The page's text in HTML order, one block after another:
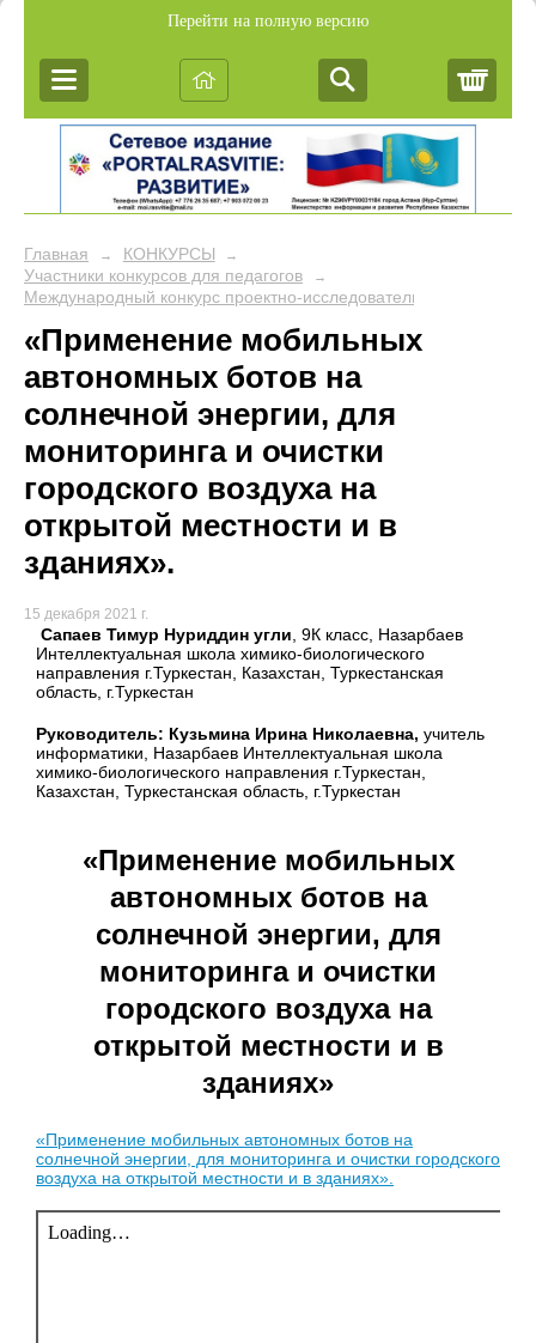
Перейти на полную версию
Главная → КОНКУРСЫ →
Участники конкурсов для педагогов →
Международный конкурс проектно-исследовательских работ
«Применение мобильных
автономных ботов на
солнечной энергии, для
мониторинга и очистки
городского воздуха на
открытой местности и в
зданиях».
15 декабря 2021 г.
Сапаев Тимур Нуриддин угли, 9К класс, Назарбаев
Интеллектуальная школа химико-биологического
направления г.Туркестан, Казахстан, Туркестанская
область, г.Туркестан
Руководитель: Кузьмина Ирина Николаевна, учитель
информатики, Назарбаев Интеллектуальная школа
химико-биологического направления г.Туркестан,
Казахстан, Туркестанская область, г.Туркестан
«Применение мобильных
автономных ботов на
солнечной энергии, для
мониторинга и очистки
городского воздуха на
открытой местности и в
зданиях»
«Применение мобильных автономных ботов на
солнечной энергии, для мониторинга и очистки городского
воздуха на открытой местности и в зданиях».